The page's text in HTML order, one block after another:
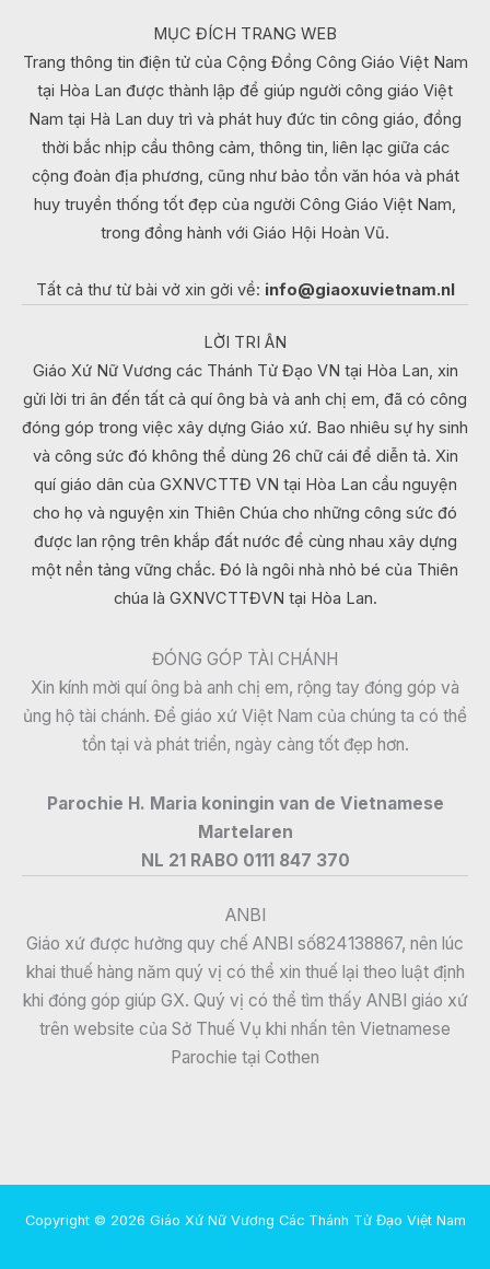
MỤC ĐÍCH TRANG WEB
Trang thông tin điện tử của Cộng Đồng Công Giáo Việt Nam
tại Hòa Lan được thành lập để giúp người công giáo Việt
Nam tại Hà Lan duy trì và phát huy đức tin công giáo, đồng
thời bắc nhịp cầu thông cảm, thông tin, liên lạc giữa các
cộng đoàn địa phương, cũng như bảo tồn văn hóa và phát
huy truyền thống tốt đẹp của người Công Giáo Việt Nam,
trong đồng hành với Giáo Hội Hoàn Vũ.
Tất cả thư từ bài vở xin gởi về: info@giaoxuvietnam.nl
LỜI TRI ÂN
Giáo Xứ Nữ Vương các Thánh Tử Đạo VN tại Hòa Lan, xin
gửi lời tri ân đến tất cả quí ông bà và anh chị em, đã có công
đóng góp trong việc xây dựng Giáo xứ. Bao nhiêu sự hy sinh
và công sức đó không thể dùng 26 chữ cái để diễn tả. Xin
quí giáo dân của GXNVCTTĐ VN tại Hòa Lan cầu nguyện
cho họ và nguyện xin Thiên Chúa cho những công sức đó
được lan rộng trên khắp đất nước để cùng nhau xây dựng
một nền tảng vững chắc. Đó là ngôi nhà nhỏ bé của Thiên
chúa là GXNVCTTĐVN tại Hòa Lan.
ĐÓNG GÓP TÀI CHÁNH
Xin kính mời quí ông bà anh chị em, rộng tay đóng góp và
ủng hộ tài chánh. Để giáo xứ Việt Nam của chúng ta có thể
tồn tại và phát triển, ngày càng tốt đẹp hơn.
Parochie H. Maria koningin van de Vietnamese
Martelaren
NL 21 RABO 0111 847 370
ANBI
Giáo xứ được hưởng quy chế ANBI số824138867, nên lúc
khai thuế hàng năm quý vị có thể xin thuế lại theo luật định
khi đóng góp giúp GX. Quý vị có thể tìm thấy ANBI giáo xứ
trên website của Sở Thuế Vụ khi nhấn tên Vietnamese
Parochie tại Cothen
Copyright © 2026 Giáo Xứ Nữ Vương Các Thánh Tử Đạo Việt Nam